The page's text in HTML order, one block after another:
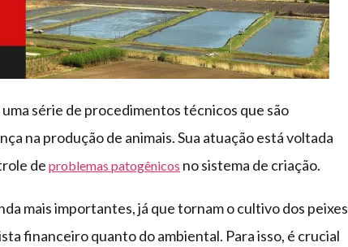
série de procedimentos técnicos que são
na produção de animais. Sua atuação está voltada
de problemas patogênicos no sistema de criação.
mais importantes, já que tornam o cultivo dos peixes
financeiro quanto do ambiental. Para isso, é crucial